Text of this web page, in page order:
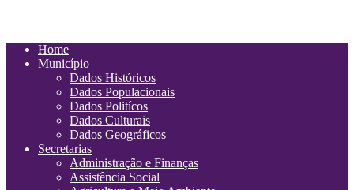
Home
Município
Dados Históricos
Dados Populacionais
Dados Politícos
Dados Culturais
Dados Geográficos
Secretarias
Administração e Finanças
Assistência Social